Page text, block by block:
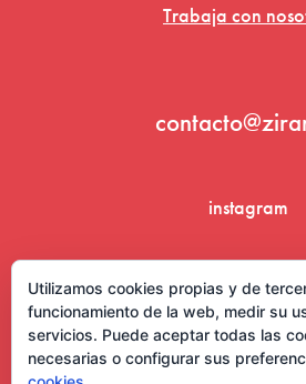
Trabaja con
instagram
Utilizamos cookies propias y de
funcionamiento de la web, medir su
servicios. Puede aceptar todas las
necesarias o configurar sus